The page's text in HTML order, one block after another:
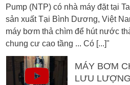
Pump (NTP) có nhà máy đặt tại
sản xuất Tại Bình Dương, Việt
máy bơm thả chìm để hút nước
chung cư cao tầng ... Có [...]"
MÁY BƠM
LƯU